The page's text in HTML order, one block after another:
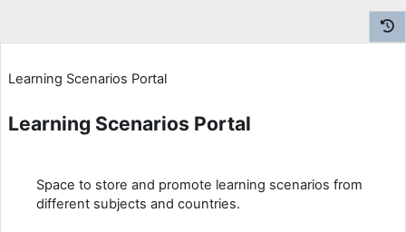
Learning Scenarios Portal
Learning Scenarios Portal
Space to store and promote learning scenarios from
different subjects and countries.